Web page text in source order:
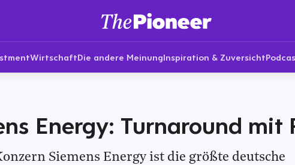
WirtschaftDie andere MeinungInspiration & Zuversicht
Energy: Turnaround mit
Siemens Energy ist die größte deutsche